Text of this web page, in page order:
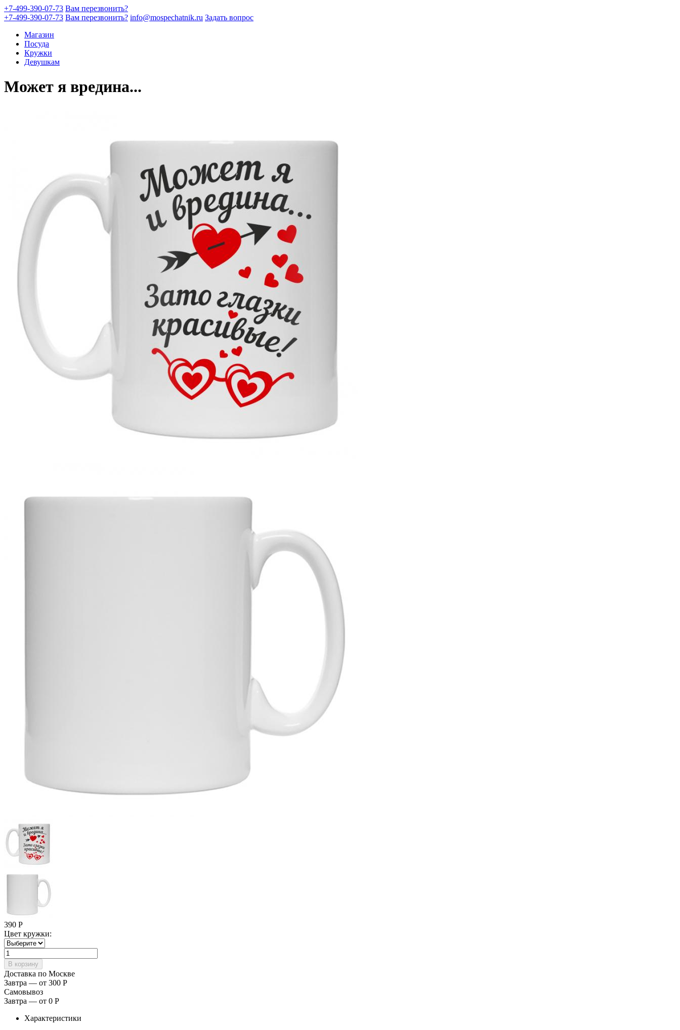
+7-499-390-07-73 Вам перезвонить?
+7-499-390-07-73 Вам перезвонить? info@mospechatnik.ru Задать вопрос
Магазин
Посуда
Кружки
Девушкам
Может я вредина...
390 Р
Цвет кружки:
Доставка по Москве
Завтра — от 300 Р
Самовывоз
Завтра — от 0 Р
Характеристики